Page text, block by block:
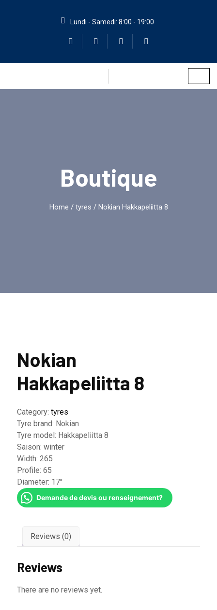
Lundi - Samedi: 8:00 - 19:00
Boutique
Home / tyres / Nokian Hakkapeliitta 8
Nokian
Hakkapeliitta 8
Category: tyres
Tyre brand: Nokian
Tyre model: Hakkapeliitta 8
Saison: winter
Width: 265
Profile: 65
Diameter: 17''
Demande de devis ou renseignement?
Reviews (0)
Reviews
There are no reviews yet.